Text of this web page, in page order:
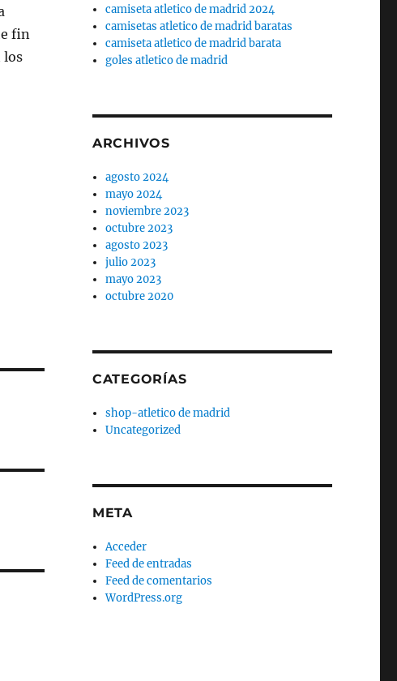
fin
los
camiseta atletico de madrid 2024
camisetas atletico de madrid baratas
camiseta atletico de madrid barata
goles atletico de madrid
ARCHIVOS
agosto 2024
mayo 2024
noviembre 2023
octubre 2023
agosto 2023
julio 2023
mayo 2023
octubre 2020
CATEGORÍAS
shop-atletico de madrid
Uncategorized
META
Acceder
Feed de entradas
Feed de comentarios
WordPress.org